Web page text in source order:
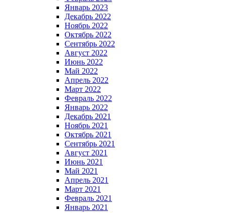
Январь 2023
Декабрь 2022
Ноябрь 2022
Октябрь 2022
Сентябрь 2022
Август 2022
Июнь 2022
Май 2022
Апрель 2022
Март 2022
Февраль 2022
Январь 2022
Декабрь 2021
Ноябрь 2021
Октябрь 2021
Сентябрь 2021
Август 2021
Июнь 2021
Май 2021
Апрель 2021
Март 2021
Февраль 2021
Январь 2021